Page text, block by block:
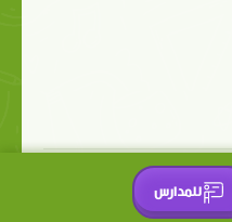
للمدارس